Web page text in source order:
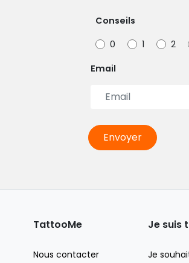
Conseils
0
1 2
Email
Envoyer
TattooMe
Nous contacter
Je suis
Je